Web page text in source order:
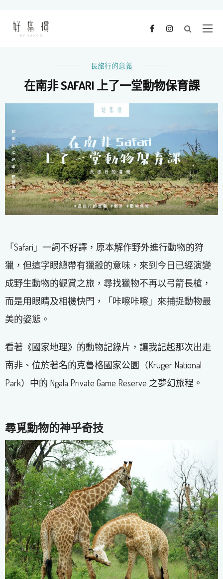
長旅行的意義
在南非 SAFARI 上了一堂動物保育課
「Safari」一詞不好譯，原本解作野外進行動物的狩
獵，但這字眼總帶有獵殺的意味，來到今日已經演變
成野生動物的觀賞之旅，尋找獵物不再以弓箭長槍，
而是用眼睛及相機快門，「咔嚓咔嚓」來捕捉動物最
美的姿態。
看著《國家地理》的動物記錄片，讓我記起那次出走
南非、位於著名的克魯格國家公園（Kruger National
Park）中的 Ngala Private Game Reserve 之夢幻旅程。
尋覓動物的神乎奇技